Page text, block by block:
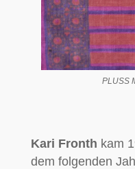
PLUSS
Kari Fronth kam
dem folgenden